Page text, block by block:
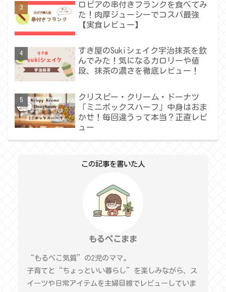
ロピアの串付きフランクを食べてみ
た！肉厚ジューシーでコスパ最強
【実食レビュー】
すき屋のSukiシェイク宇治抹茶を飲
んでみた！気になるカロリーや値
段、抹茶の濃さを徹底レビュー！
クリスピー・クリーム・ドーナツ
「ミニボックスハーフ」中身はおま
かせ！毎回違うって本当？正直レビ
ュー
この記事を書いた人
もるぺこまま
“もるぺこ気質”の2児のママ。
子育てと“ちょっといい暮らし”を楽しみながら、ス
イーツや日常アイテムを主婦目線でレビューしていま